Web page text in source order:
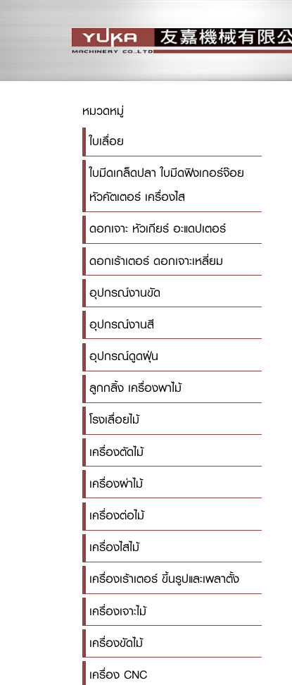
หมวดหมู่
ใบเลื่อย
ใบมีดเกล็ดปลา ใบมีดฟิงเกอร์จ๊อย
หัวคัตเตอร์ เครื่องไส
ดอกเจาะ หัวเกียร์ อะแดปเตอร์
ดอกเร้าเตอร์ ดอกเจาะเหลี่ยม
อุปกรณ์งานขัด
อุปกรณ์งานสี
อุปกรณ์ดูดฝุ่น
ลูกกลิ้ง เครื่องพาไม้
โรงเลื่อยไม้
เครื่องตัดไม้
เครื่องผ่าไม้
เครื่องต่อไม้
เครื่องไสไม้
เครื่องเร้าเตอร์ ขึ้นรูปและเพลาตั้ง
เครื่องเจาะไม้
เครื่องขัดไม้
เครื่อง CNC